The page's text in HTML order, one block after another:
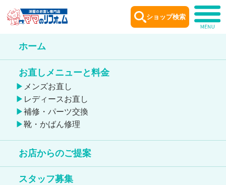
ホーム
お直しメニューと料金
メンズお直し
レディースお直し
補修・パーツ交換
靴・かばん修理
お店からのご提案
スタッフ募集
ショップ検索
ショップ案内
Shop information
209件ヒットしました。
靴のお直しが出来る店舗